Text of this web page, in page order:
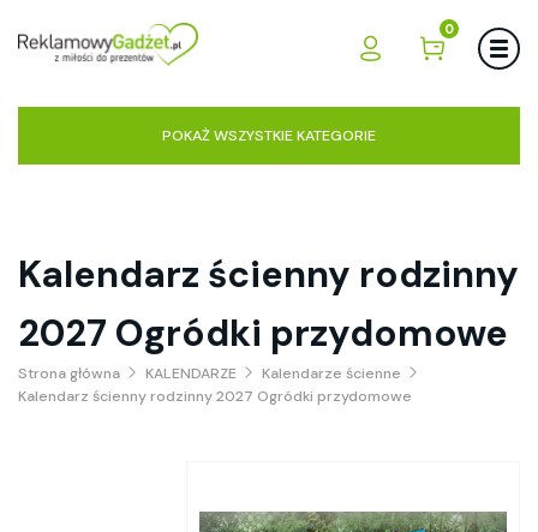
0
POKAŻ WSZYSTKIE KATEGORIE
Kalendarz ścienny rodzinny
2027 Ogródki przydomowe
Strona główna KALENDARZE
Kalendarze ścienne
Kalendarz ścienny rodzinny 2027 Ogródki przydomowe